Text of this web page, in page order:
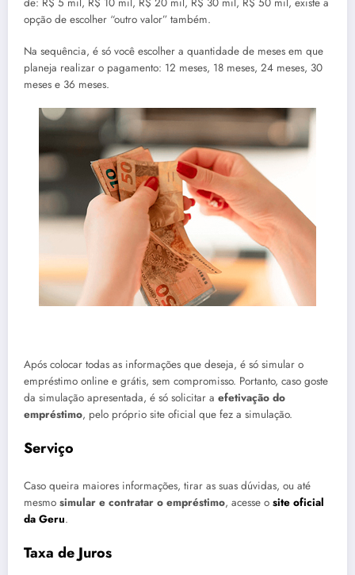
opção de escolher “outro valor” também.
Na sequência, é só você escolher a quantidade de meses em que
planeja realizar o pagamento: 12 meses, 18 meses, 24 meses, 30
meses e 36 meses.
Após colocar todas as informações que deseja, é só simular o
empréstimo online e grátis, sem compromisso. Portanto, caso goste
da simulação apresentada, é só solicitar a efetivação do
empréstimo, pelo próprio site oficial que fez a simulação.
Serviço
Caso queira maiores informações, tirar as suas dúvidas, ou até
mesmo simular e contratar o empréstimo, acesse o site oficial
da Geru.
Taxa de Juros